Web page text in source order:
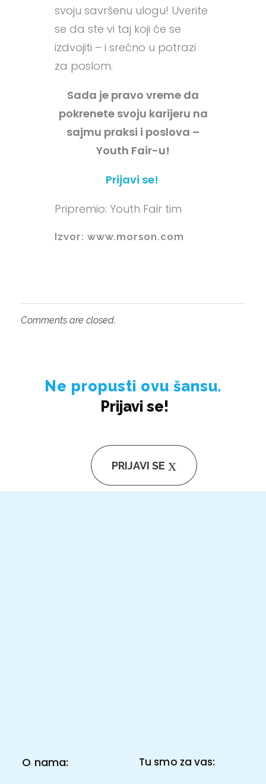
svoju savršenu ulogu! Uverite
se da ste vi taj koji će se
izdvojiti – i srećno u potrazi
za poslom.
Sada je pravo vreme da
pokrenete svoju karijeru na
sajmu praksi i poslova –
Youth Fair-u!
Prijavi se!
Pripremio: Youth Fair tim
Izvor: www.morson.com
Comments are closed.
Ne propusti ovu šansu.
Prijavi se!
PRIJAVI SE
O nama: Tu smo za vas: